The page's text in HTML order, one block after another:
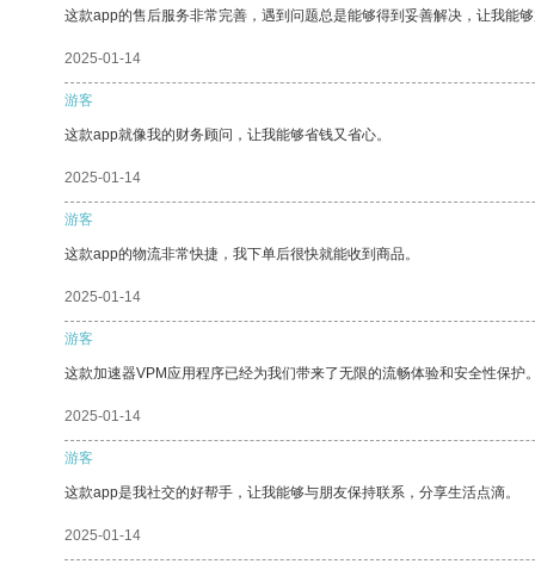
这款app的售后服务非常完善，遇到问题总是能够得到妥善解决，让我能
2025-01-14
游客
这款app就像我的财务顾问，让我能够省钱又省心。
2025-01-14
游客
这款app的物流非常快捷，我下单后很快就能收到商品。
2025-01-14
游客
这款加速器VPM应用程序已经为我们带来了无限的流畅体验和安全性保护
2025-01-14
游客
这款app是我社交的好帮手，让我能够与朋友保持联系，分享生活点滴。
2025-01-14